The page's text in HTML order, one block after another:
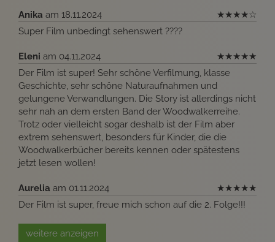
Anika am 18.11.2024 ★★★★☆
Super Film unbedingt sehenswert ????
Eleni am 04.11.2024 ★★★★★
Der Film ist super! Sehr schöne Verfilmung, klasse
Geschichte, sehr schöne Naturaufnahmen und
gelungene Verwandlungen. Die Story ist allerdings nicht
sehr nah an dem ersten Band der Woodwalkerreihe.
Trotz oder vielleicht sogar deshalb ist der Film aber
extrem sehenswert, besonders für Kinder, die die
Woodwalkerbücher bereits kennen oder spätestens
jetzt lesen wollen!
Aurelia am 01.11.2024 ★★★★★
Der Film ist super, freue mich schon auf die 2. Folge!!!
weitere anzeigen